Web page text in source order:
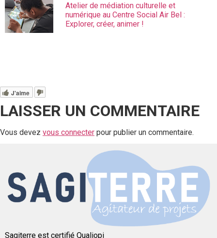
Atelier de médiation culturelle et
numérique au Centre Social Air Bel :
Explorer, créer, animer !
J'aime
LAISSER UN COMMENTAIRE
Vous devez vous connecter pour publier un commentaire.
Sagiterre est certifié Qualiopi